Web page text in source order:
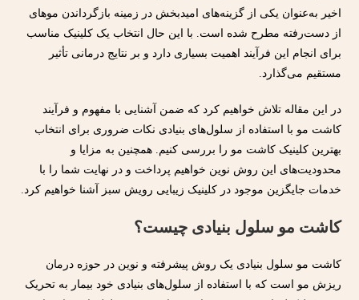
اخیر به‌عنوان یکی از گزینه‌های امیدبخش در زمینه بازگرداندن موهای
از دست‌رفته مطرح شده است. با این حال انتخاب یک کلینیک مناسب
برای انجام این فرآیند اهمیت بسیاری دارد و بر نتایج درمانی تأثیر
مستقیم می‌گذارد.
در این مقاله تلاش خواهیم کرد که ضمن آشنایی با مفهوم و فرآیند
کاشت مو با استفاده از سلول‌های بنیادی نکات ضروری برای انتخاب
بهترین کلینیک کاشت مو را بررسی کنیم. همچنین به مزایا و
محدودیت‌های این روش نوین خواهیم پرداخت و در نهایت شما را با
خدمات جایگزین موجود در کلینیک زیبایی رویش سبز آشنا خواهیم کرد.
کاشت مو سلول بنیادی چیست؟
کاشت مو سلول بنیادی یک روش پیشرفته و نوین در حوزه درمان
ریزش مو است که با استفاده از سلول‌های بنیادی خود بیمار به تحریک